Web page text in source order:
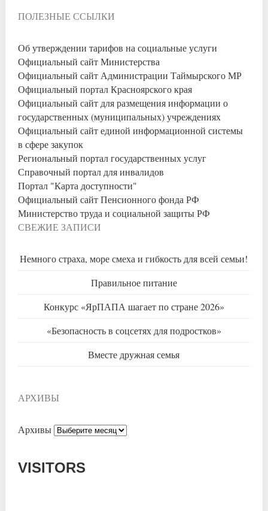
ПОЛЕЗНЫЕ ССЫЛКИ
Об утверждении тарифов на социальные услуги
Официальный сайт Министерства
Официальный сайт Администрации Таймырского МР
Официальный портал Красноярского края
Официальный сайт для размещения информации о
государственных (муниципальных) учреждениях
Официальный сайт единой информационной системы
в сфере закупок
Региональный портал государственных услуг
Справочный портал для инвалидов
Портал "Карта доступности"
Официальный сайт Пенсионного фонда РФ
Министерство труда и социальной защиты РФ
СВЕЖИЕ ЗАПИСИ
Немного страха, море смеха и гибкость для всей семьи!
Правильное питание
Конкурс «ЯрПАПА шагает по стране 2026»
«Безопасность в соцсетях для подростков»
Вместе дружная семья
АРХИВЫ
Архивы
VISITORS